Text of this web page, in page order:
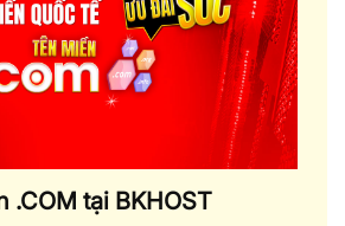
.COM tại BKHOST